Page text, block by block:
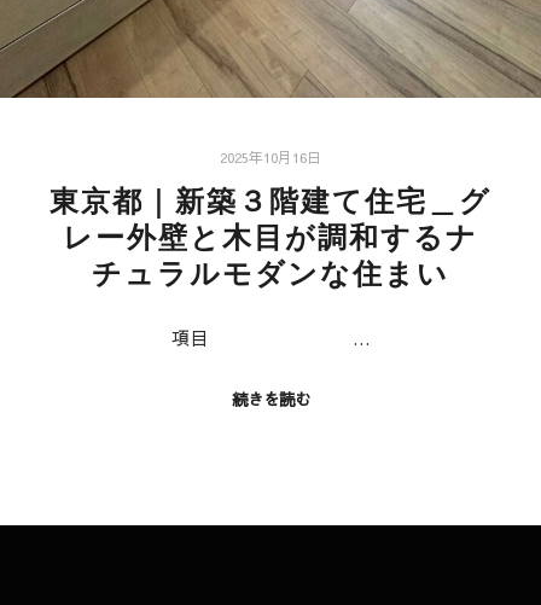
2025年10月16日
東京都｜新築３階建て住宅＿グ
レー外壁と木目が調和するナ
チュラルモダンな住まい
項目 …
続きを読む